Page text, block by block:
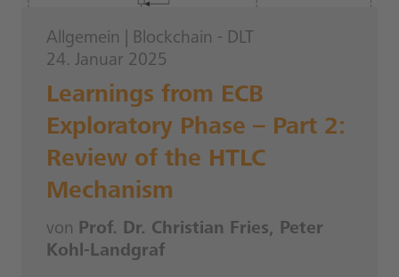
Allgemein
Blockchain - DLT
24. Januar 2025
Learnings from ECB
Exploratory Phase – Part 2:
Review of the HTLC
Mechanism
von Prof. Dr. Christian Fries, Peter
Kohl-Landgraf